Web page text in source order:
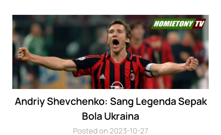
Andriy Shevchenko: Sang Legenda Sepak
Bola Ukraina
Posted on 2023-10-27